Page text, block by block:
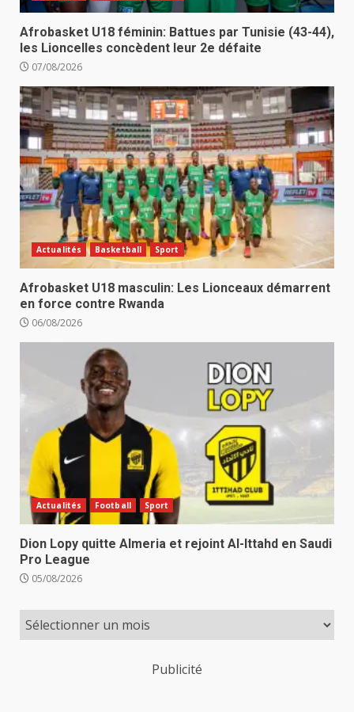
Afrobasket U18 féminin: Battues par Tunisie (43-44),
les Lioncelles concèdent leur 2e défaite
07/08/2026
Actualités Basketball Sport
Afrobasket U18 masculin: Les Lionceaux démarrent
en force contre Rwanda
06/08/2026
Actualités Football Sport
Dion Lopy quitte Almeria et rejoint Al-Ittahd en Saudi
Pro League
05/08/2026
Publicité